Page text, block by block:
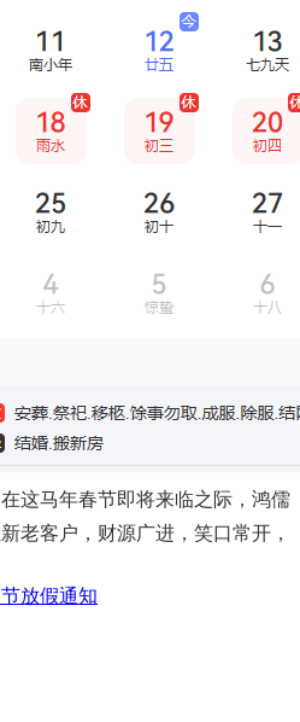
这马年春节即将来临之际，鸿儒
老客户，财源广进，笑口常开，
放假通知